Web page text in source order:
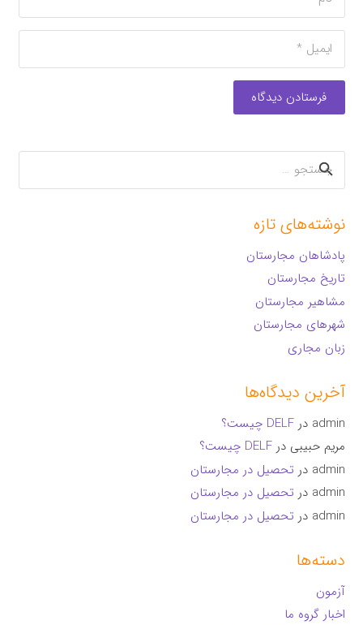
فرستادن دیدگاه
جستجو
برای:
نوشته‌های تازه
پادشاهان مجارستان
تاریخ مجارستان
مشاهیر مجارستان
شهرهای مجارستان
زبان مجاری
آخرین دیدگاه‌ها
admin درDELF چیست؟
مریم حبیبی درDELF چیست؟
admin در تحصیل در مجارستان
admin در تحصیل در مجارستان
admin در تحصیل در مجارستان
دسته‌ها
آزمون
اخبار گروه ما